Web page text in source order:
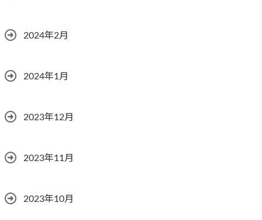
2024年2月
2024年1月
2023年12月
2023年11月
2023年10月